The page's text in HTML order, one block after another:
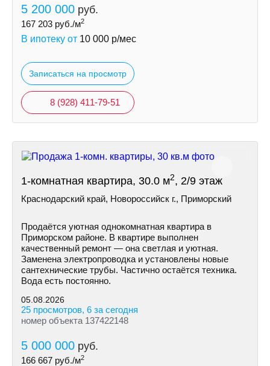
5 200 000 руб.
167 203 руб./м2
В ипотеку от 10 000 р/мес
Записаться на просмотр
8 (928) 411-79-51
1-комнатная квартира, 30.0 м2, 2/9 этаж
Краснодарский край, Новороссийск г., Приморский
Продаётся уютная однокомнатная квартира в
Приморском районе. В квартире выполнен
качественный ремонт — она светлая и уютная.
Заменена электропроводка и установлены новые
сантехнические трубы. Частично остаётся техника.
Вода есть постоянно.
05.08.2026
25 просмотров, 6 за сегодня
номер объекта 137422148
5 000 000 руб.
166 667 руб./м2